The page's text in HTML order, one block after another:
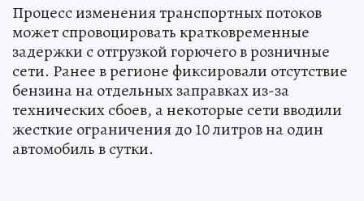
Процесс изменения транспортных потоков
может спровоцировать кратковременные
задержки с отгрузкой горючего в розничные
сети. Ранее в регионе фиксировали отсутствие
бензина на отдельных заправках из-за
технических сбоев, а некоторые сети вводили
жесткие ограничения до 10 литров на один
автомобиль в сутки.